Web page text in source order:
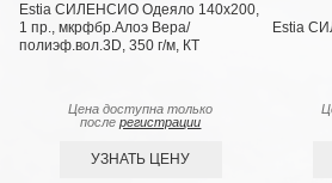
Estia СИЛЕНСИО Одеяло 140х200,
1 пр., мкрфбр.Алоэ Вера/
полиэф.вол.3D, 350 г/м, КТ
Цена доступна только
послерегистрации
УЗНАТЬ ЦЕНУ
Estia